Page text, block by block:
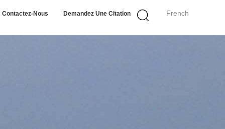
French
Contactez-Nous Demandez Une Citation